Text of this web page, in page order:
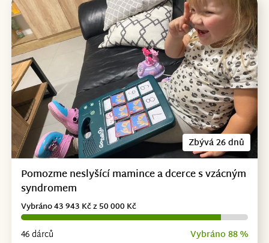
Zbývá 26 dnů
Pomozme neslyšící mamince a dcerce s vzácným
syndromem
46 dárců Vybráno 88 %
Vybráno 43 943 Kč z 50 000 Kč